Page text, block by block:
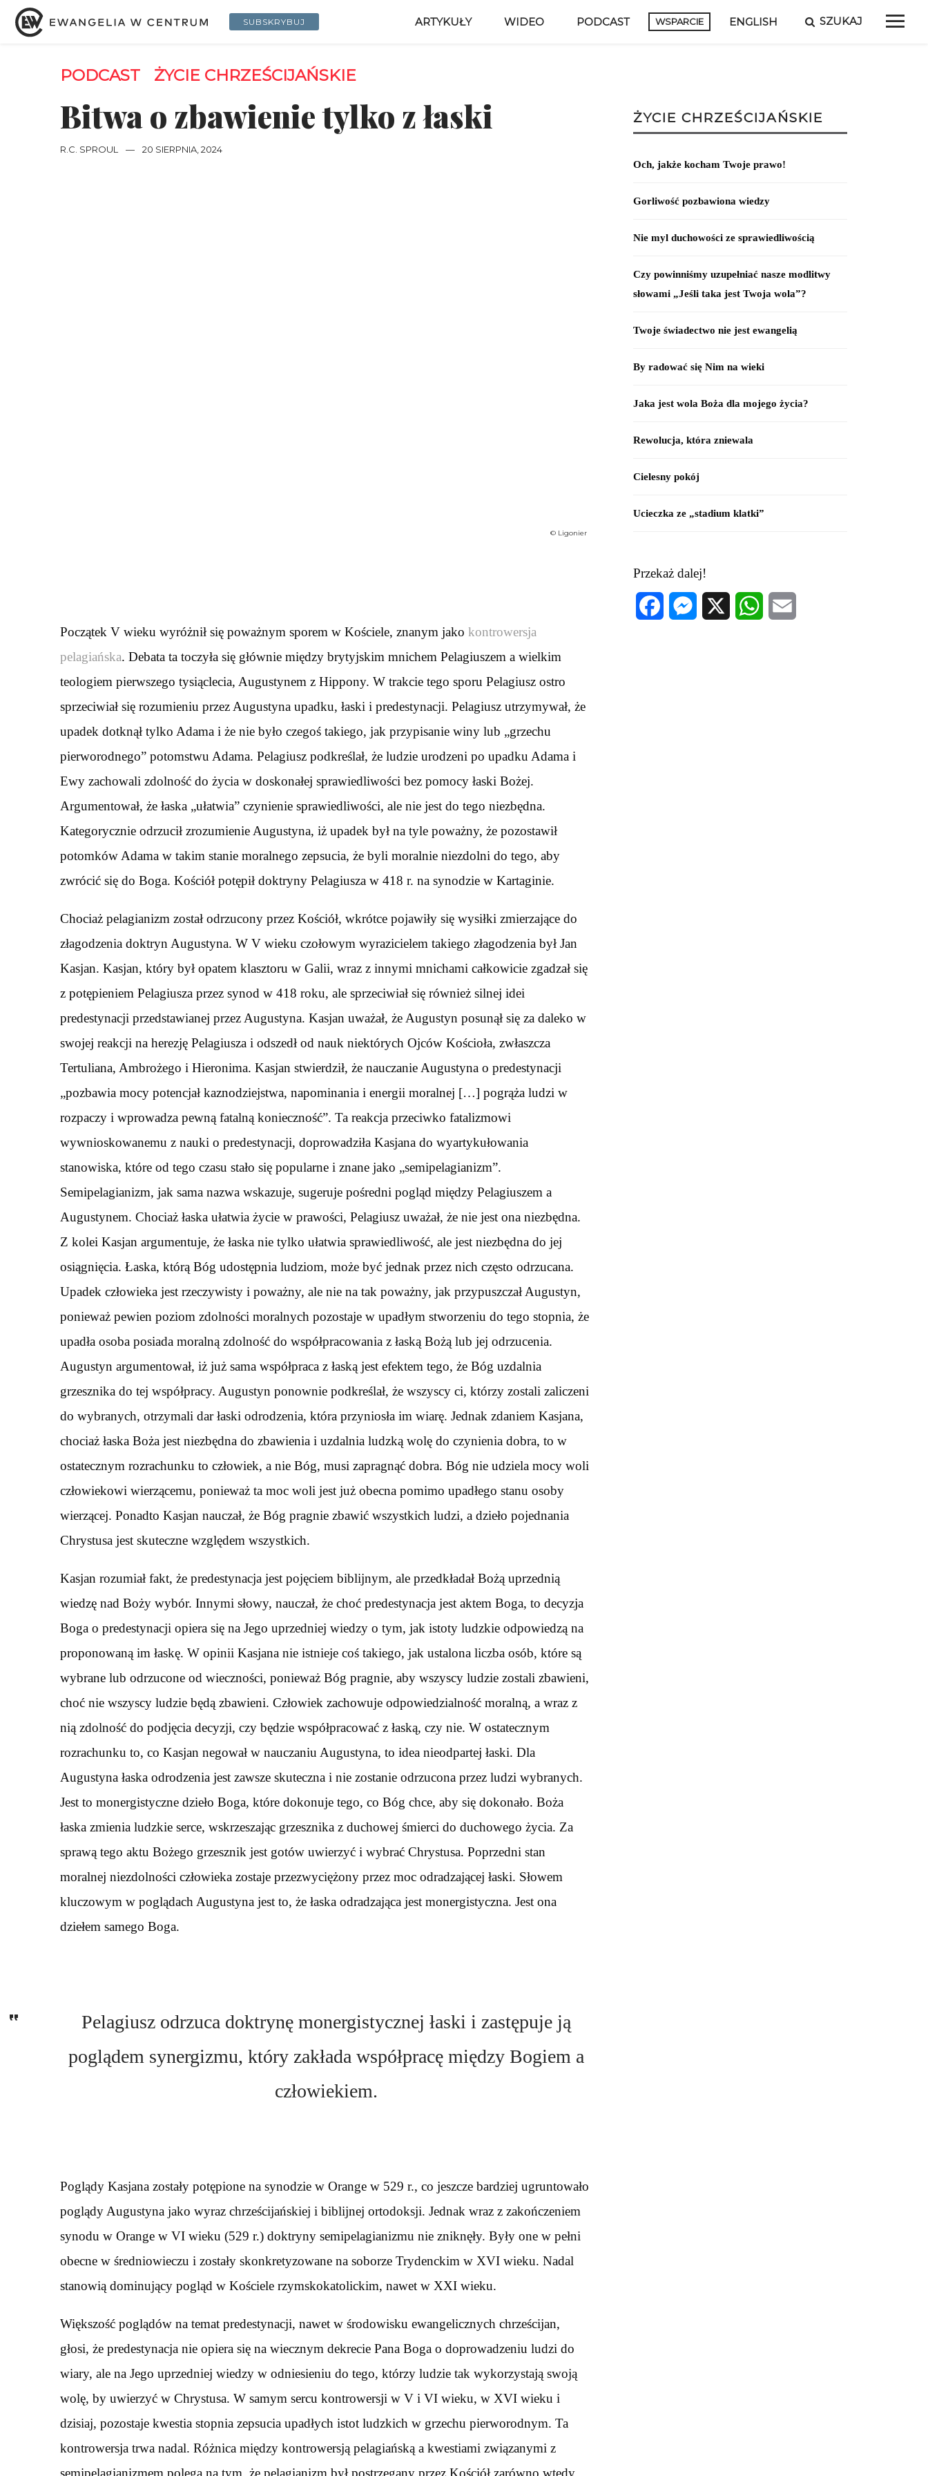
SUBSKRYBUJ ARTYKUŁY WIDEO PODCAST WSPARCIE ENGLISH SZUKAJ
PODCAST ŻYCIE CHRZEŚCIJAŃSKIE
Bitwa o zbawienie tylko z łaski
R.C. SPROUL — 20 SIERPNIA, 2024
© Ligonier
Początek V wieku wyróżnił się poważnym sporem w Kościele, znanym jako kontrowersja
pelagiańska. Debata ta toczyła się głównie między brytyjskim mnichem Pelagiuszem a wielkim
teologiem pierwszego tysiąclecia, Augustynem z Hippony. W trakcie tego sporu Pelagiusz ostro
sprzeciwiał się rozumieniu przez Augustyna upadku, łaski i predestynacji. Pelagiusz utrzymywał, że
upadek dotknął tylko Adama i że nie było czegoś takiego, jak przypisanie winy lub „grzechu
pierworodnego” potomstwu Adama. Pelagiusz podkreślał, że ludzie urodzeni po upadku Adama i
Ewy zachowali zdolność do życia w doskonałej sprawiedliwości bez pomocy łaski Bożej.
Argumentował, że łaska „ułatwia” czynienie sprawiedliwości, ale nie jest do tego niezbędna.
Kategorycznie odrzucił zrozumienie Augustyna, iż upadek był na tyle poważny, że pozostawił
potomków Adama w takim stanie moralnego zepsucia, że byli moralnie niezdolni do tego, aby
zwrócić się do Boga. Kościół potępił doktryny Pelagiusza w 418 r. na synodzie w Kartaginie.
Chociaż pelagianizm został odrzucony przez Kościół, wkrótce pojawiły się wysiłki zmierzające do
złagodzenia doktryn Augustyna. W V wieku czołowym wyrazicielem takiego złagodzenia był Jan
Kasjan. Kasjan, który był opatem klasztoru w Galii, wraz z innymi mnichami całkowicie zgadzał się
z potępieniem Pelagiusza przez synod w 418 roku, ale sprzeciwiał się również silnej idei
predestynacji przedstawianej przez Augustyna. Kasjan uważał, że Augustyn posunął się za daleko w
swojej reakcji na herezję Pelagiusza i odszedł od nauk niektórych Ojców Kościoła, zwłaszcza
Tertuliana, Ambrożego i Hieronima. Kasjan stwierdził, że nauczanie Augustyna o predestynacji
„pozbawia mocy potencjał kaznodziejstwa, napominania i energii moralnej […] pogrąża ludzi w
rozpaczy i wprowadza pewną fatalną konieczność”. Ta reakcja przeciwko fatalizmowi
wywnioskowanemu z nauki o predestynacji, doprowadziła Kasjana do wyartykułowania
stanowiska, które od tego czasu stało się popularne i znane jako „semipelagianizm”.
Semipelagianizm, jak sama nazwa wskazuje, sugeruje pośredni pogląd między Pelagiuszem a
Augustynem. Chociaż łaska ułatwia życie w prawości, Pelagiusz uważał, że nie jest ona niezbędna.
Z kolei Kasjan argumentuje, że łaska nie tylko ułatwia sprawiedliwość, ale jest niezbędna do jej
osiągnięcia. Łaska, którą Bóg udostępnia ludziom, może być jednak przez nich często odrzucana.
Upadek człowieka jest rzeczywisty i poważny, ale nie na tak poważny, jak przypuszczał Augustyn,
ponieważ pewien poziom zdolności moralnych pozostaje w upadłym stworzeniu do tego stopnia, że
upadła osoba posiada moralną zdolność do współpracowania z łaską Bożą lub jej odrzucenia.
Augustyn argumentował, iż już sama współpraca z łaską jest efektem tego, że Bóg uzdalnia
grzesznika do tej współpracy. Augustyn ponownie podkreślał, że wszyscy ci, którzy zostali zaliczeni
do wybranych, otrzymali dar łaski odrodzenia, która przyniosła im wiarę. Jednak zdaniem Kasjana,
chociaż łaska Boża jest niezbędna do zbawienia i uzdalnia ludzką wolę do czynienia dobra, to w
ostatecznym rozrachunku to człowiek, a nie Bóg, musi zapragnąć dobra. Bóg nie udziela mocy woli
człowiekowi wierzącemu, ponieważ ta moc woli jest już obecna pomimo upadłego stanu osoby
wierzącej. Ponadto Kasjan nauczał, że Bóg pragnie zbawić wszystkich ludzi, a dzieło pojednania
Chrystusa jest skuteczne względem wszystkich.
Kasjan rozumiał fakt, że predestynacja jest pojęciem biblijnym, ale przedkładał Bożą uprzednią
wiedzę nad Boży wybór. Innymi słowy, nauczał, że choć predestynacja jest aktem Boga, to decyzja
Boga o predestynacji opiera się na Jego uprzedniej wiedzy o tym, jak istoty ludzkie odpowiedzą na
proponowaną im łaskę. W opinii Kasjana nie istnieje coś takiego, jak ustalona liczba osób, które są
wybrane lub odrzucone od wieczności, ponieważ Bóg pragnie, aby wszyscy ludzie zostali zbawieni,
choć nie wszyscy ludzie będą zbawieni. Człowiek zachowuje odpowiedzialność moralną, a wraz z
nią zdolność do podjęcia decyzji, czy będzie współpracować z łaską, czy nie. W ostatecznym
rozrachunku to, co Kasjan negował w nauczaniu Augustyna, to idea nieodpartej łaski. Dla
Augustyna łaska odrodzenia jest zawsze skuteczna i nie zostanie odrzucona przez ludzi wybranych.
Jest to monergistyczne dzieło Boga, które dokonuje tego, co Bóg chce, aby się dokonało. Boża
łaska zmienia ludzkie serce, wskrzeszając grzesznika z duchowej śmierci do duchowego życia. Za
sprawą tego aktu Bożego grzesznik jest gotów uwierzyć i wybrać Chrystusa. Poprzedni stan
moralnej niezdolności człowieka zostaje przezwyciężony przez moc odradzającej łaski. Słowem
kluczowym w poglądach Augustyna jest to, że łaska odradzająca jest monergistyczna. Jest ona
dziełem samego Boga.
Pelagiusz odrzuca doktrynę monergistycznej łaski i zastępuje ją
poglądem synergizmu, który zakłada współpracę między Bogiem a
człowiekiem.
Poglądy Kasjana zostały potępione na synodzie w Orange w 529 r., co jeszcze bardziej ugruntowało
poglądy Augustyna jako wyraz chrześcijańskiej i biblijnej ortodoksji. Jednak wraz z zakończeniem
synodu w Orange w VI wieku (529 r.) doktryny semipelagianizmu nie zniknęły. Były one w pełni
obecne w średniowieczu i zostały skonkretyzowane na soborze Trydenckim w XVI wieku. Nadal
stanowią dominujący pogląd w Kościele rzymskokatolickim, nawet w XXI wieku.
Większość poglądów na temat predestynacji, nawet w środowisku ewangelicznych chrześcijan,
głosi, że predestynacja nie opiera się na wiecznym dekrecie Pana Boga o doprowadzeniu ludzi do
wiary, ale na Jego uprzedniej wiedzy w odniesieniu do tego, którzy ludzie tak wykorzystają swoją
wolę, by uwierzyć w Chrystusa. W samym sercu kontrowersji w V i VI wieku, w XVI wieku i
dzisiaj, pozostaje kwestia stopnia zepsucia upadłych istot ludzkich w grzechu pierworodnym. Ta
kontrowersja trwa nadal. Różnica między kontrowersją pelagiańską a kwestiami związanymi z
semipelagianizmem polega na tym, że pelagianizm był postrzegany przez Kościół zarówno wtedy,
ŻYCIE CHRZEŚCIJAŃSKIE
Och, jakże kocham Twoje prawo!
Gorliwość pozbawiona wiedzy
Nie myl duchowości ze sprawiedliwością
Czy powinniśmy uzupełniać nasze modlitwy
słowami „Jeśli taka jest Twoja wola”?
Twoje świadectwo nie jest ewangelią
By radować się Nim na wieki
Jaka jest wola Boża dla mojego życia?
Rewolucja, która zniewala
Cielesny pokój
Ucieczka ze „stadium klatki”
Przekaż dalej!